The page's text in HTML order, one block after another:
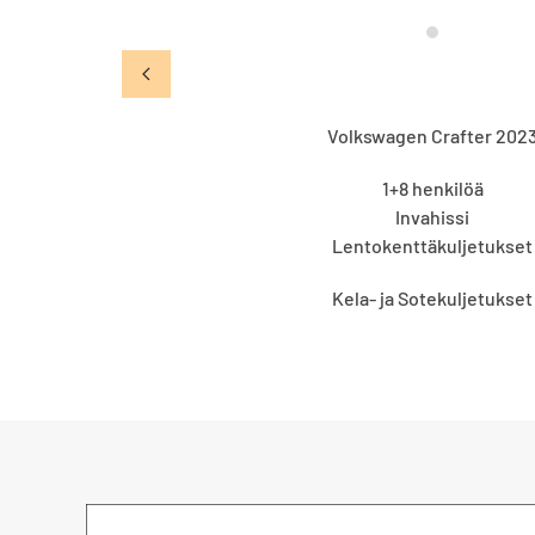
Volkswagen Crafter
1+8 henkilöä
Invahissi
Lentokenttäkuljetukset
Kela- ja Sotekuljetukset